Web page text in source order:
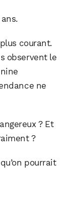
courant.
observent le
ne
? Et
?
pourrait